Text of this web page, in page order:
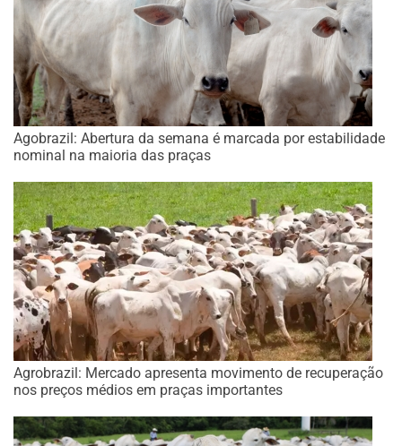
Agobrazil: Abertura da semana é marcada por estabilidade
nominal na maioria das praças
Agrobrazil: Mercado apresenta movimento de recuperação
nos preços médios em praças importantes